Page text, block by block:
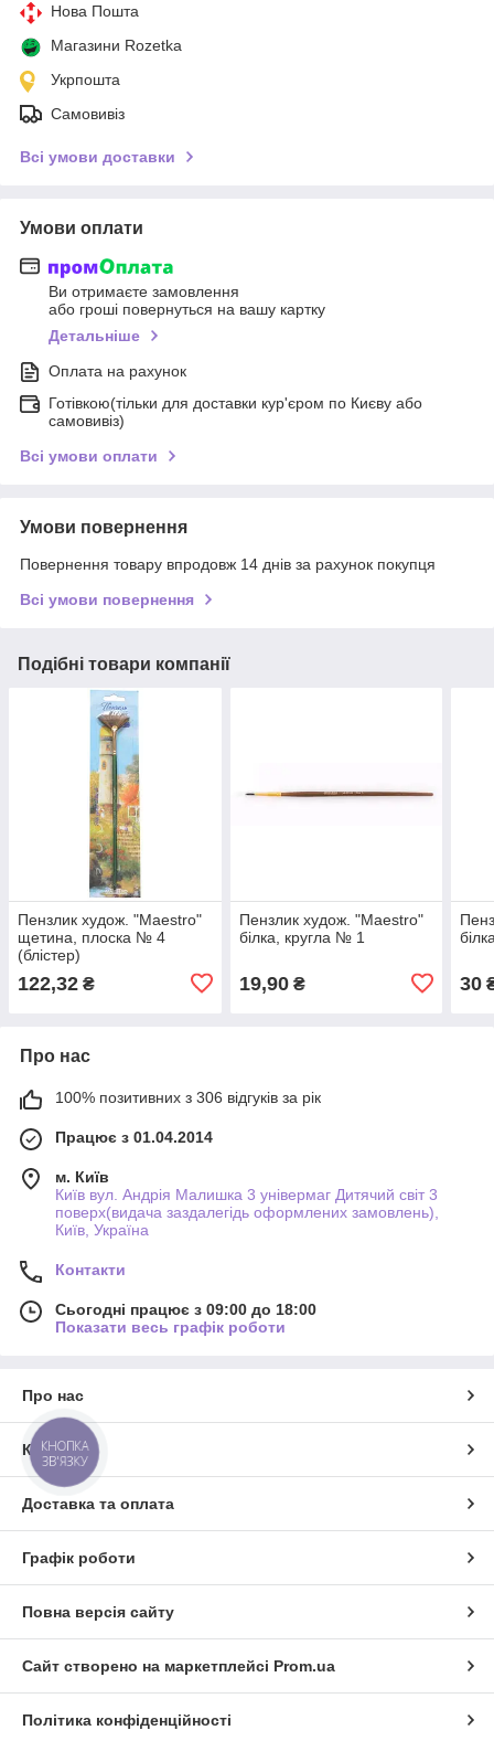
Нова Пошта
Магазини Rozetka
Укрпошта
Самовивіз
Всі умови доставки
Умови оплати
Ви отримаєте замовлення
або гроші повернуться на вашу картку
Детальніше
Оплата на рахунок
Готівкою(тільки для доставки кур'єром по Києву або
самовивіз)
Всі умови оплати
Умови повернення
Повернення товару впродовж 14 днів за рахунок покупця
Всі умови повернення
Подібні товари компанії
Пензлик худож. "Maestro"
щетина, плоска № 4
(блістер)
122,32 ₴
Пензлик худож. "Maestro"
білка, кругла № 1
19,90₴ 30
Про нас
100% позитивних з 306 відгуків за рік
Працює з 01.04.2014
м. Київ
Київ вул. Андрія Малишка 3 універмаг Дитячий світ 3
поверх(видача заздалегідь оформлених замовлень),
Київ, Україна
Контакти
Сьогодні працює з 09:00 до 18:00
Показати весь графік роботи
Про нас
Контакти
Доставка та оплата
Графік роботи
Повна версія сайту
Сайт створено на маркетплейсі Prom.ua
Політика конфіденційності
КНОПКА
ЗВ'ЯЗКУ